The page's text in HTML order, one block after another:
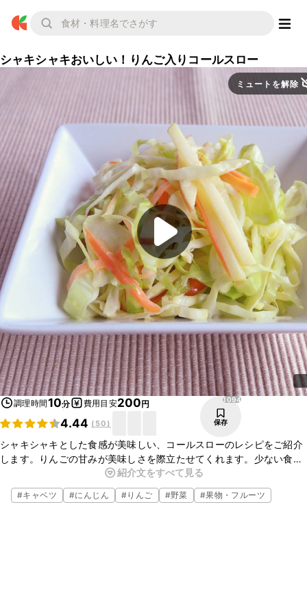
シャキシャキおいしい！りんご入りコールスロー
ミュートを解除
調理時間10分 費用目安200円
4.44 ( 50)
1094
保存
シャキシャキとした食感が美味しい、コールスローのレシピをご紹介
します。りんごの甘みが美味しさを際立たせてくれます。少ない食材
と調味料で、お手軽に簡単に見栄えするサラダに仕上がるので、ぜひ
お試し下さいね。
紹介文をすべて見る
#キャベツ #にんじん #りんご #野菜 #果物・フルーツ